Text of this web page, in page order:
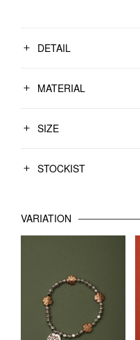
DETAIL
MATERIAL
SIZE
STOCKIST
VARIATION